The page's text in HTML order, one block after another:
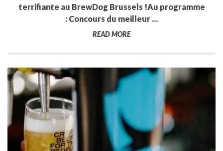
terrifiante au BrewDog Brussels !Au programme
: Concours du meilleur ...
READ MORE